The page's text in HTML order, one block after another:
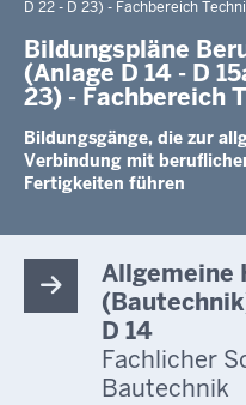
D 22 - D 23) - Fachbereich
Bildungspläne
(Anlage D 14 - D
23) - Fachbereich
Bildungsgänge, die zur
Verbindung mit
Fertigkeiten führen
Allgemeine
D 14
Fachlicher
Bautechnik